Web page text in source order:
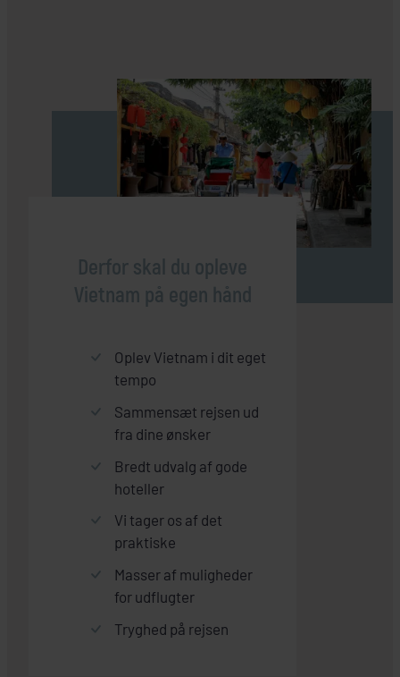
Derfor skal du opleve
Vietnam på egen hånd
Oplev Vietnam i dit eget
tempo
Sammensæt rejsen ud
fra dine ønsker
Bredt udvalg af gode
hoteller
Vi tager os af det
praktiske
Masser af muligheder
for udflugter
Tryghed på rejsen